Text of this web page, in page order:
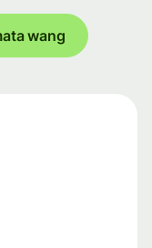
wang